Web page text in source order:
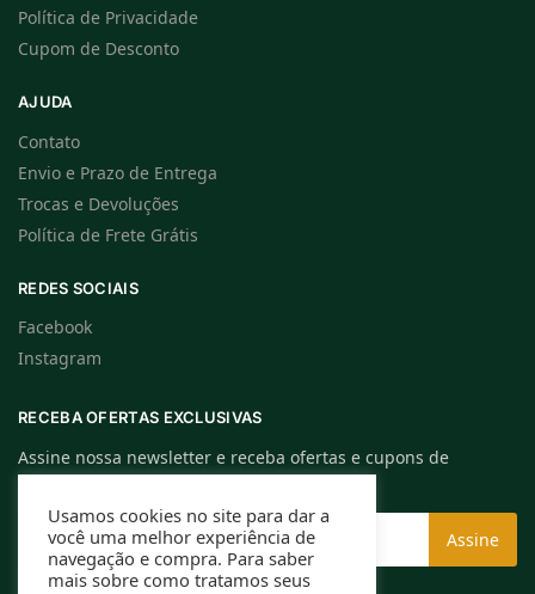
Política de Privacidade
Cupom de Desconto
AJUDA
Contato
Envio e Prazo de Entrega
Trocas e Devoluções
Política de Frete Grátis
REDES SOCIAIS
Facebook
Instagram
RECEBA OFERTAS EXCLUSIVAS
Assine nossa newsletter e receba ofertas e cupons de
descontos exclusivos.
Usamos cookies no site para dar a
você uma melhor experiência de
navegação e compra. Para saber
mais sobre como tratamos seus